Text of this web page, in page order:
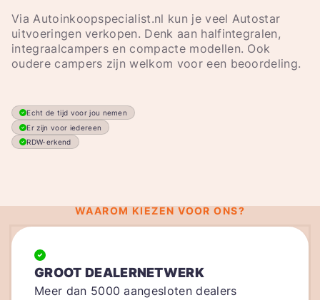
Via Autoinkoopspecialist.nl kun je veel Autostar
uitvoeringen verkopen. Denk aan halfintegralen,
integraalcampers en compacte modellen. Ook
oudere campers zijn welkom voor een beoordeling.
Echt de tijd voor jou nemen
Er zijn voor iedereen
RDW-erkend
WAAROM KIEZEN VOOR ONS?
GROOT DEALERNETWERK
Meer dan 5000 aangesloten dealers